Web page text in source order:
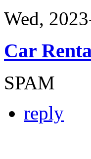
Wed,
Car
SPAM
reply